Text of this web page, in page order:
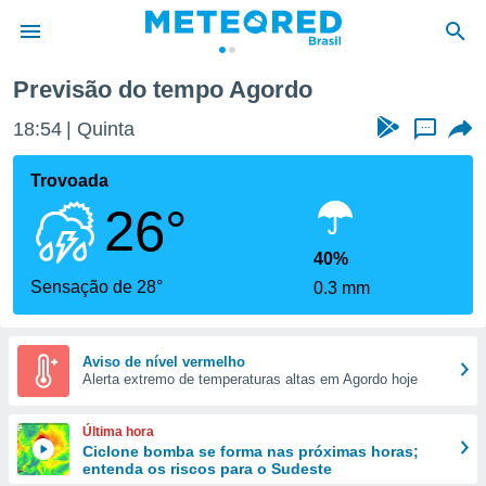
da
fornecidas
a este
das
e
forma
digital
Previsão do tempo Agordo
18:54 Quinta ...
Trovoada
26°
Sensação de 28°
40%
0.3 mm
Aviso de nível vermelho
Alerta extremo de temperaturas altas em Agordo hoje
Última hora
Ciclone bomba se forma nas próximas horas;
entenda os riscos para o Sudeste